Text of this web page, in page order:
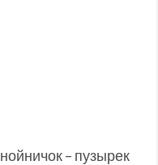
– пузырек